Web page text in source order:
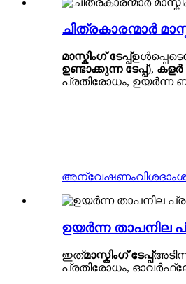
ചിത്രകാരന്മാർ
മാസ്കിംഗ് ടേപ്പ്ഉൾപ്പെടെ
ഉണ്ടാക്കുന്ന ടേപ്പ്), കളർ
പ്രതിരോധം, ഉയർന്ന
അന്വേഷണം
ഉയർന്ന താപനില
ഇത്മാസ്കിംഗ് ടേപ്പ്
പ്രതിരോധം,